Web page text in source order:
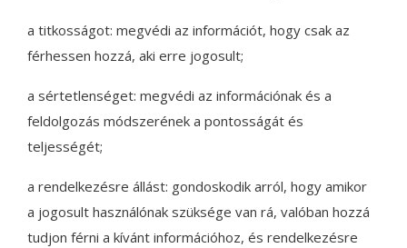
a titkosságot: megvédi az információt, hogy csak az
férhessen hozzá, aki erre jogosult;
a sértetlenséget: megvédi az információnak és a
feldolgozás módszerének a pontosságát és
teljességét;
a rendelkezésre állást: gondoskodik arról, hogy amikor
a jogosult használónak szüksége van rá, valóban hozzá
tudjon férni a kívánt információhoz, és rendelkezésre